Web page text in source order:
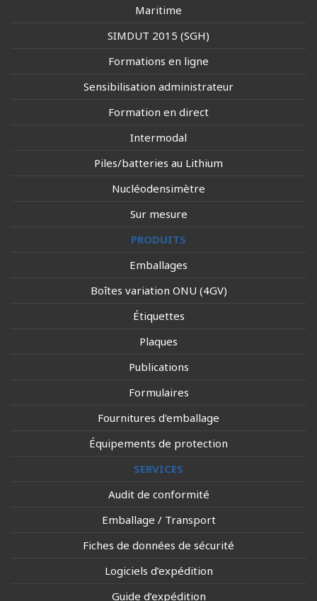
Maritime
SIMDUT 2015 (SGH)
Formations en ligne
Sensibilisation administrateur
Formation en direct
Intermodal
Piles/batteries au Lithium
Nucléodensimètre
Sur mesure
PRODUITS
Emballages
Boîtes variation ONU (4GV)
Étiquettes
Plaques
Publications
Formulaires
Fournitures d'emballage
Équipements de protection
SERVICES
Audit de conformité
Emballage / Transport
Fiches de données de sécurité
Logiciels d’expédition
Guide d’expédition